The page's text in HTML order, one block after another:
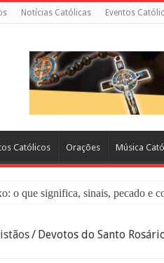
Notícias Católicas Eventos
Católicos Orações Música
o que significa, sinais, pecado e
– Seu Reino Não Terá
/ Devotos do Santo